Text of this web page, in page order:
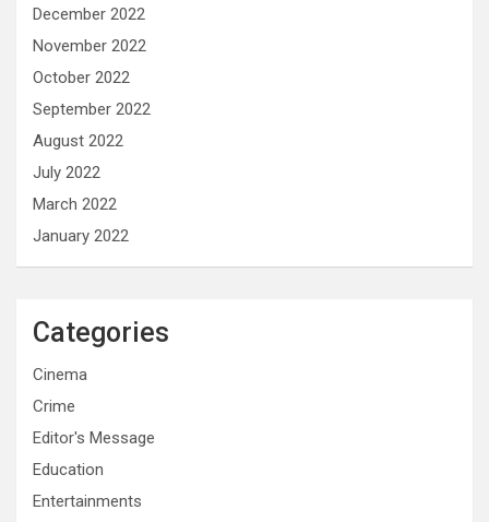
December 2022
November 2022
October 2022
September 2022
August 2022
July 2022
March 2022
January 2022
Categories
Cinema
Crime
Editor's Message
Education
Entertainments